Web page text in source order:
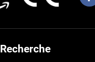
Recherche